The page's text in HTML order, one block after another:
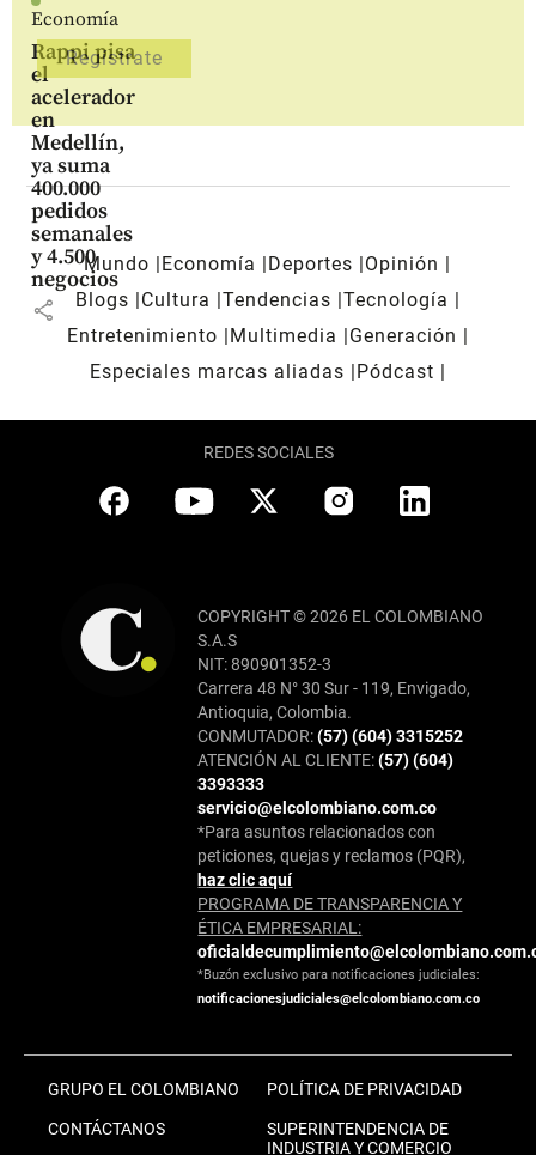
Economía
Rappi pisa
el
acelerador
en
Medellín,
ya suma
400.000
pedidos
semanales
y 4.500
negocios
share
Mundo Economía Deportes
Opinión
Blogs
Cultura Tendencias Tecnología
Entretenimiento
Multimedia
Generación
Especiales marcas aliadas
Pódcast
REDES SOCIALES
COPYRIGHT © 2026 EL COLOMBIANO
S.A.S
NIT: 890901352-3
Carrera 48 N° 30 Sur - 119, Envigado,
Antioquia, Colombia.
CONMUTADOR:(57) (604) 3315252
ATENCIÓN AL CLIENTE:(57) (604)
3393333
servicio@elcolombiano.com.co
*Para asuntos relacionados con
peticiones, quejas y reclamos (PQR),
haz clic aquí
PROGRAMA DE TRANSPARENCIA Y
ÉTICA EMPRESARIAL:
*Buzón exclusivo para notificaciones judiciales:
notificacionesjudiciales@elcolombiano.com.co
GRUPO EL COLOMBIANO
CONTÁCTANOS
POLÍTICA DE PRIVACIDAD
SUPERINTENDENCIA DE
INDUSTRIA Y COMERCIO